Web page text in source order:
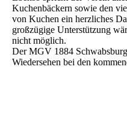
Kuchenbäckern sowie den
von Kuchen ein herzliches
großzügige Unterstützung
nicht möglich.
Der MGV 1884
Wiedersehen bei den